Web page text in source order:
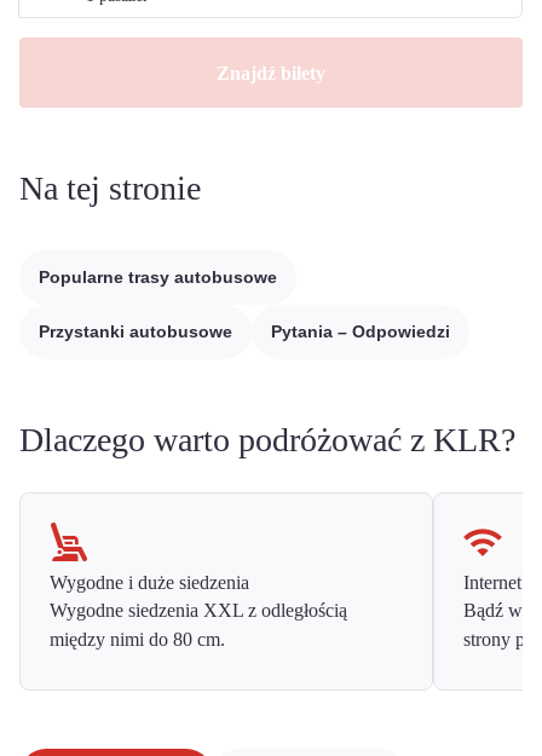
Znajdź bilety
Na tej stronie
Popularne trasy autobusowe
Przystanki autobusowe Pytania – Odpowiedzi
Dlaczego warto podróżować z KLR?
Wygodne i duże siedzenia
Wygodne siedzenia XXL z odległością
między nimi do 80 cm.
Internet
Bądź w
strony